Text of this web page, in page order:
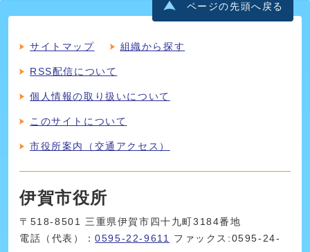
ページの先頭へ戻る
サイトマップ 組織から探す
RSS配信について
個人情報の取り扱いについて
このサイトについて
市役所案内（交通アクセス）
伊賀市役所
〒518-8501 三重県伊賀市四十九町3184番地
電話（代表）：0595-22-9611
ファックス:0595-24-